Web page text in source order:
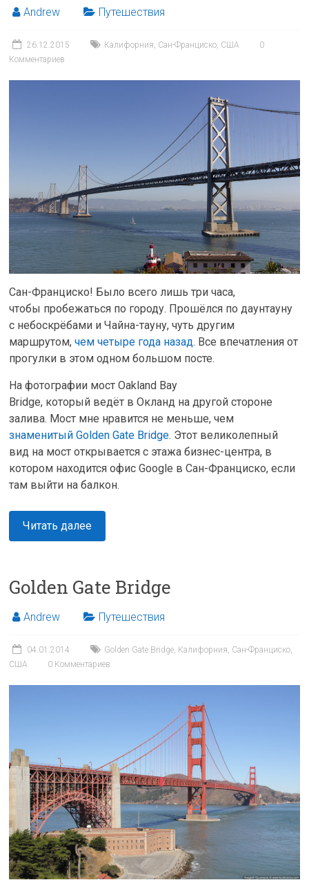
Andrew Путешествия
26.12.2015 Калифорния Сан-Франциско США
0
Комментариев
Сан-Франциско! Было всего лишь три часа,
чтобы пробежаться по городу. Прошёлся по даунтауну
с небоскрёбами и Чайна-тауну, чуть другим
маршрутом,чем четыре года назад. Все впечатления от
прогулки в этом одном большом посте.
На фотографии мост Oakland Bay
Bridge, который ведёт в Окланд на другой стороне
залива. Мост мне нравится не меньше, чем
знаменитый Golden Gate Bridge. Этот великолепный
вид на мост открывается с этажа бизнес-центра, в
котором находится офис Google в Сан-Франциско, если
там выйти на балкон.
Читать далее
Golden Gate Bridge
Andrew Путешествия
04.01.2014 Golden Gate Bridge, Калифорния, Сан-Франциско,
США
0 Комментариев